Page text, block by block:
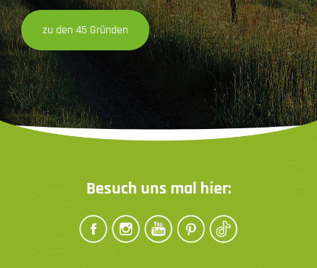
zu den 45 Gründen
Besuch uns mal hier: